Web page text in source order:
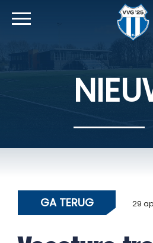
GA TERUG 29